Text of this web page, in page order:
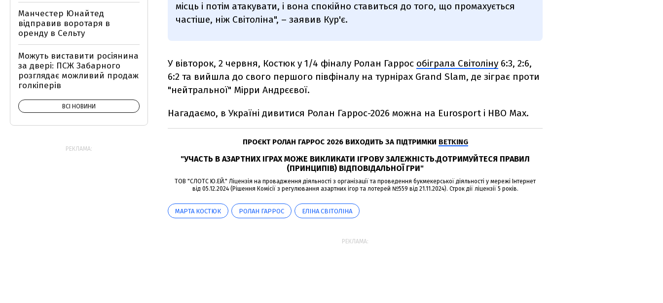
місць і потім атакувати, і вона спокійно ставиться до того, що промахується
частіше, ніж Світоліна", – заявив Кур'є.
У вівторок, 2 червня, Костюк у 1/4 фіналу Ролан Гаррос обіграла Світоліну 6:3, 2:6,
6:2 та вийшла до свого першого півфіналу на турнірах Grand Slam, де зіграє проти
"нейтральної" Мірри Андрєєвої.
Нагадаємо, в Україні дивитися Ролан Гаррос-2026 можна на Eurosport і HBO Max.
ПРОЄКТ РОЛАН ГАРРОС 2026 ВИХОДИТЬ ЗА ПІДТРИМКИ BETKING
"УЧАСТЬ В АЗАРТНИХ ІГРАХ МОЖЕ ВИКЛИКАТИ ІГРОВУ ЗАЛЕЖНІСТЬ.ДОТРИМУЙТЕСЯ ПРАВИЛ
(ПРИНЦИПІВ) ВІДПОВІДАЛЬНОЇ ГРИ"
ТОВ "СЛОТС Ю.ЕЙ." Ліцензія на провадження діяльності з організації та проведення букмекерської діяльності у мережі Інтернет
від 05.12.2024 (Рішення Комісії з регулювання азартних ігор та лотерей №559 від 21.11.2024). Строк дії ліцензії 5 років.
МАРТА КОСТЮК РОЛАН ГАРРОС ЕЛІНА СВІТОЛІНА
РЕКЛАМА:
Манчестер Юнайтед
відправив воротаря в
оренду в Сельту
Можуть виставити росіянина
за двері: ПСЖ Забарного
розглядає можливий продаж
голкіперів
ВСІ НОВИНИ
РЕКЛАМА: